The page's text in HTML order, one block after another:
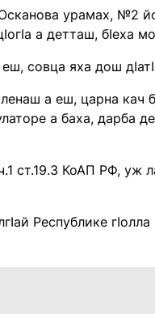
урамах, №2
а детташ, бIеха
совца яха дош
а еш, царна кач
а баха, дарба
ст.19.3 КоАП РФ, уж
Республике